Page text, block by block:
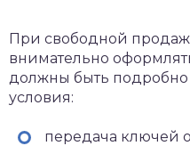
При свободной
внимательно
должны быть
условия:
передача ключей